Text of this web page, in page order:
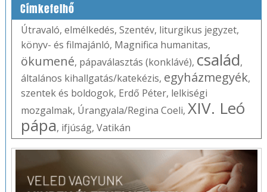
Címkefelhő
Útravaló, elmélkedés, Szentév, liturgikus jegyzet,
könyv- és filmajánló, Magnifica humanitas,
ökumené, pápaválasztás (konklávé), család,
általános kihallgatás/katekézis, egyházmegyék,
szentek és boldogok, Erdő Péter, lelkiségi
mozgalmak, Úrangyala/Regina Coeli, XIV. Leó
pápa, ifjúság, Vatikán